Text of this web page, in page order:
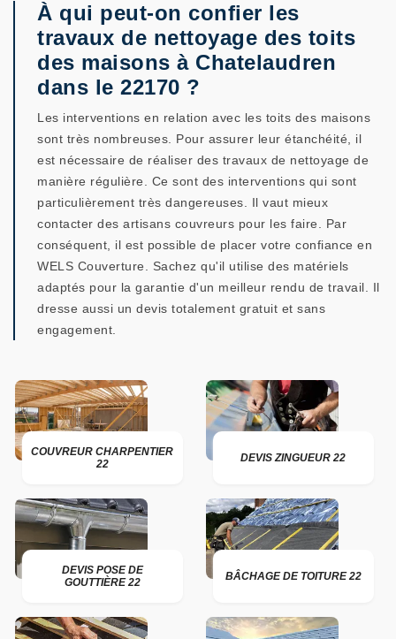
À qui peut-on confier les
travaux de nettoyage des toits
des maisons à Chatelaudren
dans le 22170 ?
Les interventions en relation avec les toits des maisons
sont très nombreuses. Pour assurer leur étanchéité, il
est nécessaire de réaliser des travaux de nettoyage de
manière régulière. Ce sont des interventions qui sont
particulièrement très dangereuses. Il vaut mieux
contacter des artisans couvreurs pour les faire. Par
conséquent, il est possible de placer votre confiance en
WELS Couverture. Sachez qu'il utilise des matériels
adaptés pour la garantie d'un meilleur rendu de travail. Il
dresse aussi un devis totalement gratuit et sans
engagement.
COUVREUR CHARPENTIER
22
DEVIS ZINGUEUR 22
DEVIS POSE DE
GOUTTIÈRE 22
BÂCHAGE DE TOITURE 22